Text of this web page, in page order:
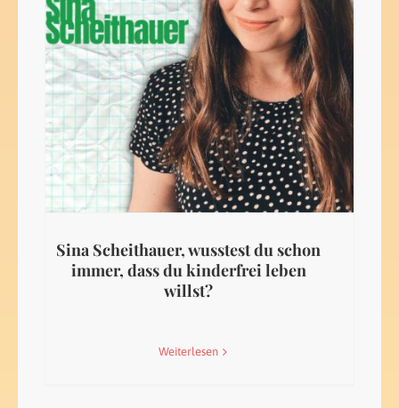
Sina Scheithauer, wusstest du schon
immer, dass du kinderfrei leben
willst?
Weiterlesen